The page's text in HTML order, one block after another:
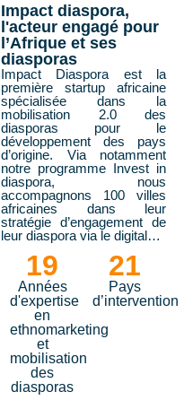
Impact diaspora,
l'acteur engagé pour
l’Afrique et ses
diasporas
Impact Diaspora est la
première startup africaine
spécialisée dans la
mobilisation 2.0 des
diasporas pour le
développement des pays
d’origine. Via notamment
notre programme Invest in
diaspora, nous
accompagnons 100 villes
africaines dans leur
stratégie d’engagement de
leur diaspora via le digital…
19
Années
d'expertise
en
ethnomarketing
et
mobilisation
des
diasporas
21
Pays
d’intervention